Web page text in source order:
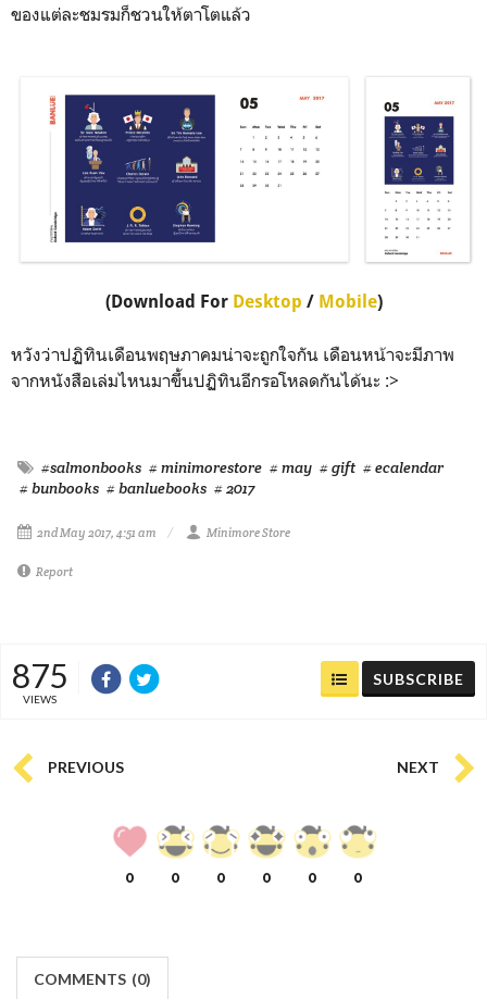
ของแต่ละชมรมก็ชวนให้ตาโตแล้ว
(Download For Desktop / Mobile)
หวังว่าปฏิทินเดือนพฤษภาคมน่าจะถูกใจกัน เดือนหน้าจะมีภาพ
จากหนังสือเล่มไหนมาขึ้นปฏิทินอีกรอโหลดกันได้นะ :>
#salmonbooks # minimorestore # may # gift # ecalendar
# bunbooks # banluebooks # 2017
2nd May 2017, 4:51 am Minimore Store
Report
875
VIEWS
SUBSCRIBE
PREVIOUS NEXT
0 0 0 0 0 0
COMMENTS (0)